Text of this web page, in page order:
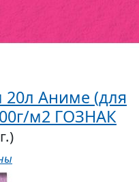
20л Аниме (для
м2 ГОЗНАК